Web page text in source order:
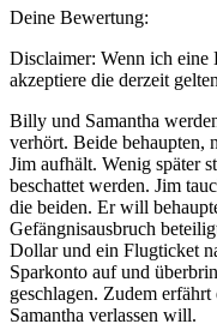
Deine Bewertung:
Disclaimer: Wenn ich eine
akzeptiere die derzeit
Billy und Samantha
verhört. Beide behaupten,
Jim aufhält. Wenig später
beschattet werden. Jim
die beiden. Er will
Gefängnisausbruch
Dollar und ein Flugticket
Sparkonto auf und
geschlagen. Zudem
Samantha verlassen will.